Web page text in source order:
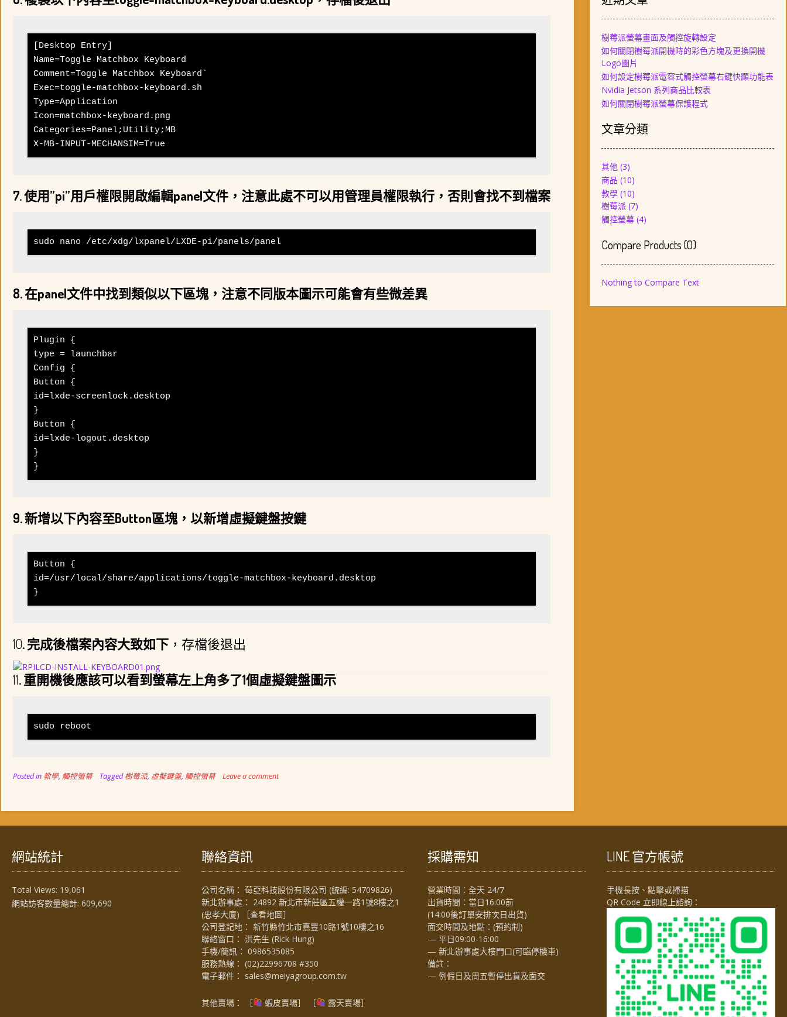
[Desktop Entry]
Name=Toggle Matchbox Keyboard
Comment=Toggle Matchbox Keyboard`
Exec=toggle-matchbox-keyboard.sh
Type=Application
Icon=matchbox-keyboard.png
Categories=Panel;Utility;MB
X-MB-INPUT-MECHANSIM=True
7. 使用”pi”用戶權限開啟編輯panel文件，注意此處不可以用管理員權限執行，否則會找不到檔案
sudo nano /etc/xdg/lxpanel/LXDE-pi/panels/panel
8. 在panel文件中找到類似以下區塊，注意不同版本圖示可能會有些微差異
Plugin {
type = launchbar
Config {
Button {
id=lxde-screenlock.desktop
}
Button {
id=lxde-logout.desktop
}
}
9. 新增以下內容至Button區塊，以新增虛擬鍵盤按鍵
Button {
id=/usr/local/share/applications/toggle-matchbox-keyboard.desktop
}
10. 完成後檔案內容大致如下 ，存檔後退出
11. 重開機後應該可以看到螢幕左上角多了1個虛擬鍵盤圖示
sudo reboot
Posted in 教學, 觸控螢幕 Tagged樹莓派, 虛擬鍵盤, 觸控螢幕 Leave a comment
樹莓派螢幕畫面及觸控旋轉設定
如何關閉樹莓派開機時的彩色方塊及更換開機
Logo圖片
如何設定樹莓派電容式觸控螢幕右鍵快顯功能表
Nvidia Jetson 系列商品比較表
如何關閉樹莓派螢幕保護程式
文章分類
其他(3)
商品 (10)
教學(10)
樹莓派(7)
觸控螢幕(4)
Compare Products(0)
Nothing to Compare Text
網站統計
Total Views: 19,061
網站訪客數量總計: 609,690
聯絡資訊
公司名稱： 莓亞科技股份有限公司 (統編: 54709826)
新北辦事處： 24892 新北市新莊區五權一路1號8樓之1
(忠孝大廈) ［查看地圖］
公司登記地： 新竹縣竹北市嘉豐10路1號10樓之16
聯絡窗口： 洪先生 (Rick Hung)
手機/簡訊： 0986535085
服務熱線： (02)22996708 #350
電子郵件： sales@meiyagroup.com.tw
其他賣場： ［ 蝦皮賣場］ ［ 露天賣場］
採購需知
營業時間：全天 24/7
出貨時間：當日16:00前
(14:00後訂單安排次日出貨)
面交時間及地點：(預約制)
— 平日09:00-16:00
— 新北辦事處大樓門口(可臨停機車)
備註：
— 例假日及周五暫停出貨及面交
LINE 官方帳號
手機長按、點擊或掃描
QR Code 立即線上諮詢：